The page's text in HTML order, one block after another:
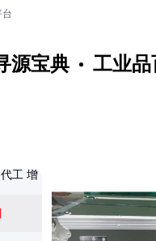
台
源宝典 工业品